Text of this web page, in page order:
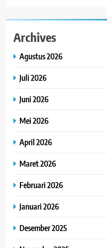
Archives
Agustus 2026
Juli 2026
Juni 2026
Mei 2026
April 2026
Maret 2026
Februari 2026
Januari 2026
Desember 2025